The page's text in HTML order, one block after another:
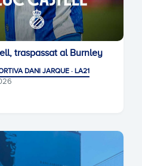
traspassat al Burnley
DANI JARQUE · LA21